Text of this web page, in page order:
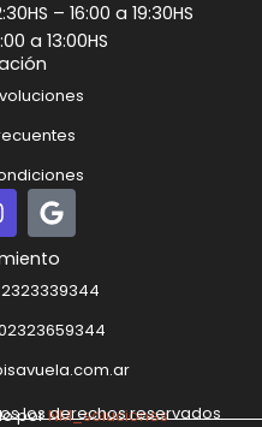
– 16:00 a 19:30HS
a 13:00HS
G
o
o
g
l
e
porNM_soluciones
los derechos reservados